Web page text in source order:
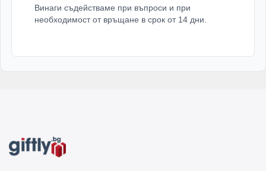
Винаги съдействаме при въпроси и при
необходимост от връщане в срок от 14 дни.